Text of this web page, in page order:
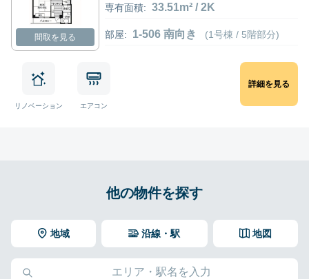
間取を見る
専有面積: 33.51m² / 2K
部屋: 1-506 南向き (1号棟 / 5階部分)
リノベーション エアコン
詳細を見る
他の物件を探す
地域 地図
沿線・駅